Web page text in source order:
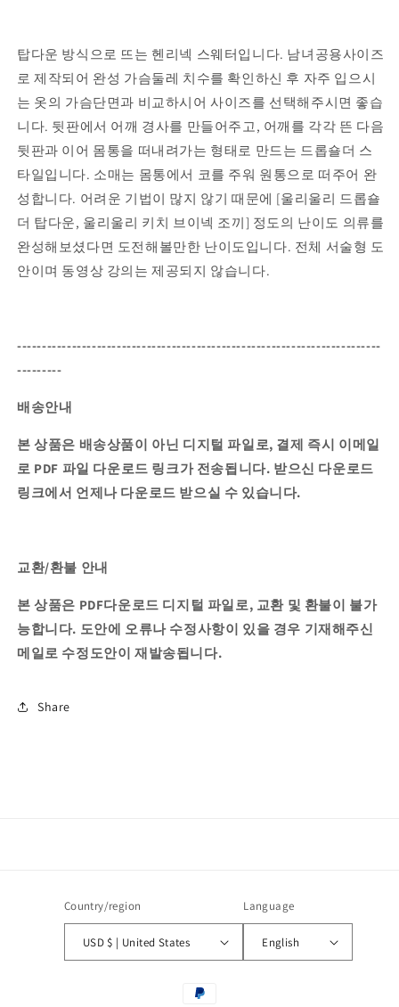
탑다운 방식으로 뜨는 헨리넥 스웨터입니다. 남녀공용사이즈
로 제작되어 완성 가슴둘레 치수를 확인하신 후 자주 입으시
는 옷의 가슴단면과 비교하시어 사이즈를 선택해주시면 좋습
니다. 뒷판에서 어깨 경사를 만들어주고, 어깨를 각각 뜬 다음
뒷판과 이어 몸통을 떠내려가는 형태로 만드는 드롭숄더 스
타일입니다. 소매는 몸통에서 코를 주워 원통으로 떠주어 완
성합니다. 어려운 기법이 많지 않기 때문에 [울리울리 드롭숄
더 탑다운, 울리울리 키치 브이넥 조끼] 정도의 난이도 의류를
완성해보셨다면 도전해볼만한 난이도입니다. 전체 서술형 도
안이며 동영상 강의는 제공되지 않습니다.
-------------------------------------------------------------------------
---------
배송안내
본 상품은 배송상품이 아닌 디지털 파일로, 결제 즉시 이메일
로 PDF 파일 다운로드 링크가 전송됩니다. 받으신 다운로드
링크에서 언제나 다운로드 받으실 수 있습니다.
교환/환불 안내
본 상품은 PDF다운로드 디지털 파일로, 교환 및 환불이 불가
능합니다. 도안에 오류나 수정사항이 있을 경우 기재해주신
메일로 수정도안이 재발송됩니다.
Share
Country/region
USD $ | United States
Language
English
Payment